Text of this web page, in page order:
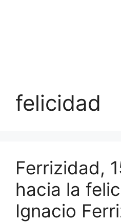
felicidad
Ferrizidad,
hacia la
Ignacio